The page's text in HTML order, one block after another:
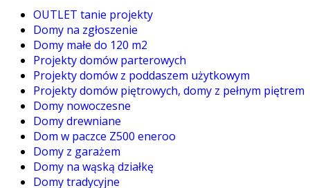
OUTLET tanie projekty
Domy na zgłoszenie
Domy małe do 120 m2
Projekty domów parterowych
Projekty domów z poddaszem użytkowym
Projekty domów piętrowych, domy z pełnym piętrem
Domy nowoczesne
Domy drewniane
Dom w paczce Z500 eneroo
Domy z garażem
Domy na wąską działkę
Domy tradycyjne